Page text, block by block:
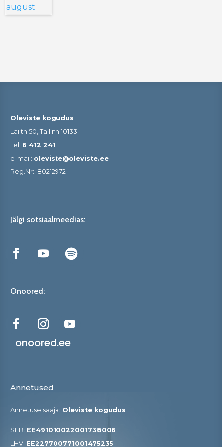
Oleviste kogudus
Lai tn 50, Tallinn 10133
Tel: 6 412 241
e-mail: oleviste@oleviste.ee
Reg.Nr: 80212972
Jälgi sotsiaalmeedias:
Onoored:
onoored.ee
Annetused
Annetuse saaja: Oleviste kogudus
SEB: EE491010022001738006
LHV: EE227700771001475235